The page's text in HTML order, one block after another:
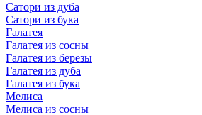
Сатори из дуба
Сатори из бука
Галатея
Галатея из сосны
Галатея из березы
Галатея из дуба
Галатея из бука
Мелиса
Мелиса из сосны